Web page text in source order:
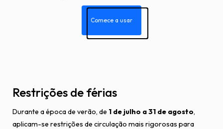
Comece a usar
Restrições de férias
Durante a época de verão, de 1 de julho a 31 de agosto,
aplicam-se restrições de circulação mais rigorosas para